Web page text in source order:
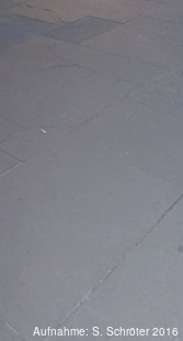
Aufnahme: S. Schröter 2016